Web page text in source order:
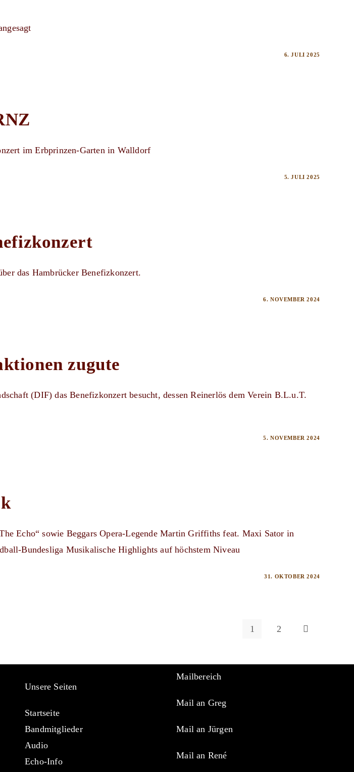
6. JULI 2025
im Erbprinzen-Garten in Walldorf
5. JULI 2025
das Hambrücker Benefizkonzert.
6. NOVEMBER 2024
zugute
(DIF) das Benefizkonzert besucht, dessen Reinerlös dem Verein B.L.u.T.
5. NOVEMBER 2024
Echo“ sowie Beggars Opera-Legende Martin Griffiths feat. Maxi Sator in
Bundesliga Musikalische Highlights auf höchstem Niveau
31. OKTOBER 2024
1 2
Unsere Seiten
Startseite
Bandmitglieder
Audio
Echo-Info
Mailbereich
Mail an Greg
Mail an Jürgen
Mail an René